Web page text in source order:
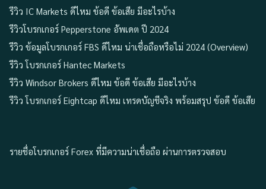
รีวิว IC Markets ดีไหม ข้อดี ข้อเสีย มีอะไรบ้าง
รีวิวโบรกเกอร์ Pepperstone อัพเดต ปี 2024
รีวิว ข้อมูลโบรกเกอร์ FBS ดีไหม น่าเชื่อถือหรือไม่ 2024 (Overview)
รีวิว โบรกเกอร์ Hantec Markets
รีวิว Windsor Brokers ดีไหม ข้อดี ข้อเสีย มีอะไรบ้าง
รีวิว โบรกเกอร์ Eightcap ดีไหม เทรดบัญชีจริง พร้อมสรุป ข้อดี ข้อเสีย
รายชื่อโบรกเกอร์ Forex ที่มีความน่าเชื่อถือ ผ่านการตรวจสอบ